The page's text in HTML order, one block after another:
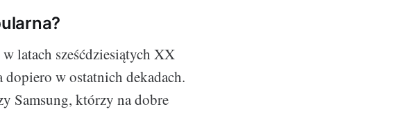
latach sześćdziesiątych XX
dopiero w ostatnich dekadach.
Samsung, którzy na dobre